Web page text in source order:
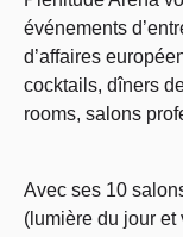
événements
d’affaires
cocktails, dîners
rooms, salons
Avec ses 10
(lumière du jour et